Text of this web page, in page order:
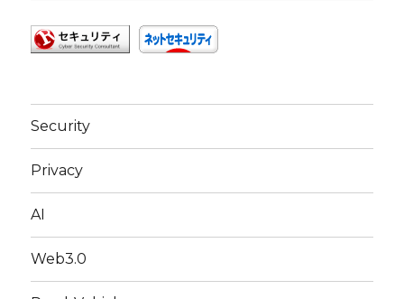
Security
Privacy
AI
Web3.0